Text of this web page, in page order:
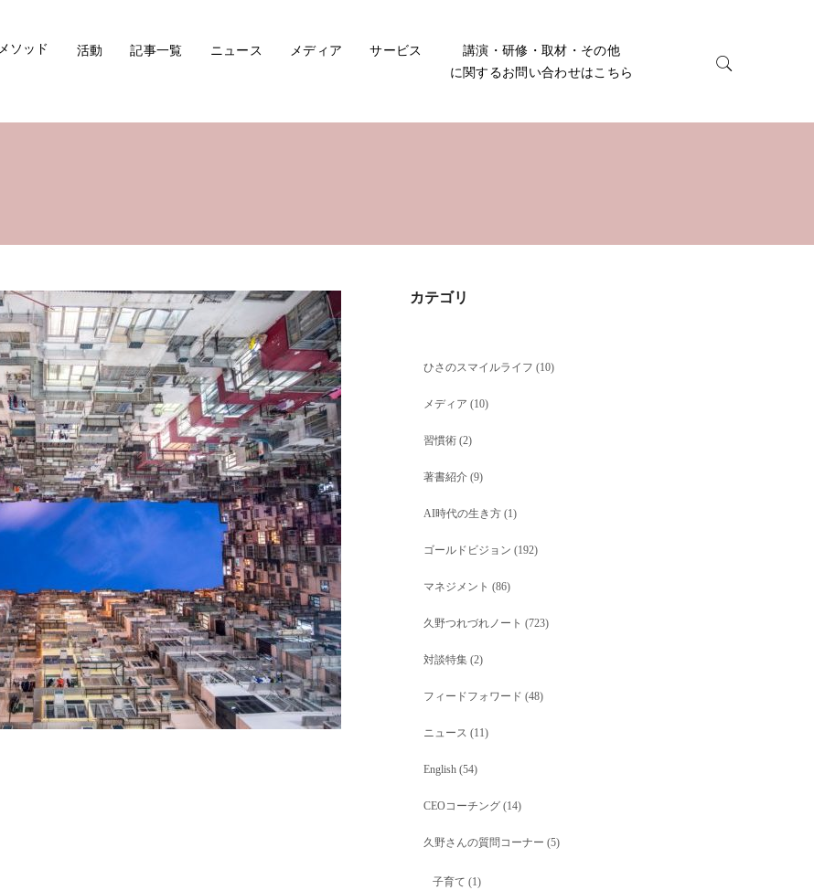
メソッド 活動 記事一覧 ニュース メディア サービス
講演・研修・取材・その他
に関するお問い合わせはこちら
カテゴリ
ひさのスマイルライフ (10)
メディア (10)
習慣術 (2)
著書紹介 (9)
AI時代の生き方 (1)
ゴールドビジョン (192)
マネジメント (86)
久野つれづれノート (723)
対談特集 (2)
フィードフォワード (48)
ニュース (11)
English (54)
CEOコーチング (14)
久野さんの質問コーナー (5)
子育て (1)